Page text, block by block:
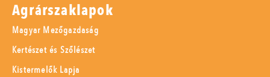
Agrárszaklapok
Magyar Mezőgazdaság
Kertészet és Szőlészet
Kistermelők Lapja